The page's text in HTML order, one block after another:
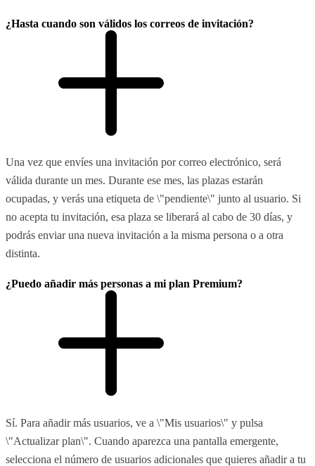
¿Hasta cuando son válidos los correos de invitación?
Una vez que envíes una invitación por correo electrónico, será
válida durante un mes. Durante ese mes, las plazas estarán
ocupadas, y verás una etiqueta de \"pendiente\" junto al usuario. Si
no acepta tu invitación, esa plaza se liberará al cabo de 30 días, y
podrás enviar una nueva invitación a la misma persona o a otra
distinta.
¿Puedo añadir más personas a mi plan Premium?
Sí. Para añadir más usuarios, ve a \"Mis usuarios\" y pulsa
\"Actualizar plan\". Cuando aparezca una pantalla emergente,
selecciona el número de usuarios adicionales que quieres añadir a tu